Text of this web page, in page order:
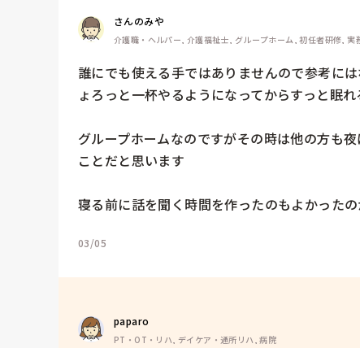
さんのみや
介護職・ヘルパー, 介護福祉士, グループホーム, 初任者研修, 実
誰にでも使える手ではありませんので参考に
ょろっと一杯やるようになってからすっと眠れ
グループホームなのですがその時は他の方も
ことだと思います
寝る前に話を聞く時間を作ったのもよかった
03/05
paparo
PT・OT・リハ, デイケア・通所リハ, 病院